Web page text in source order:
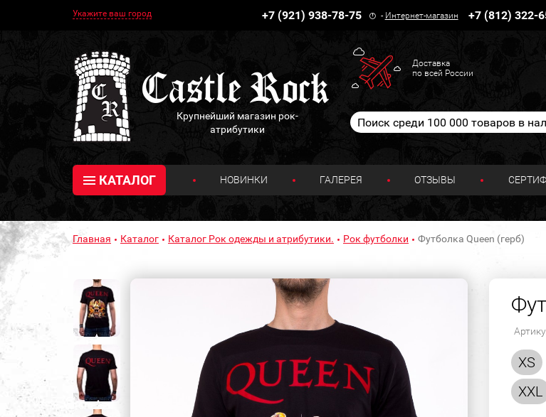
Укажите ваш город +7 (921) 938-78-75 - Интернет-магазин +7 (812) 322-
Крупнейший магазин рок-
атрибутики
Доставка
по всей России
КАТАЛОГ НОВИНКИ ГАЛЕРЕЯ ОТЗЫВЫ
Главная Каталог Каталог Рок одежды и атрибутики. Рок футболки Футболка Queen (герб)
XS
XXL